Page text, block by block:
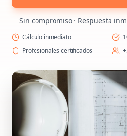
Sin compromiso · Respuesta
Cálculo inmediato
Profesionales certificados